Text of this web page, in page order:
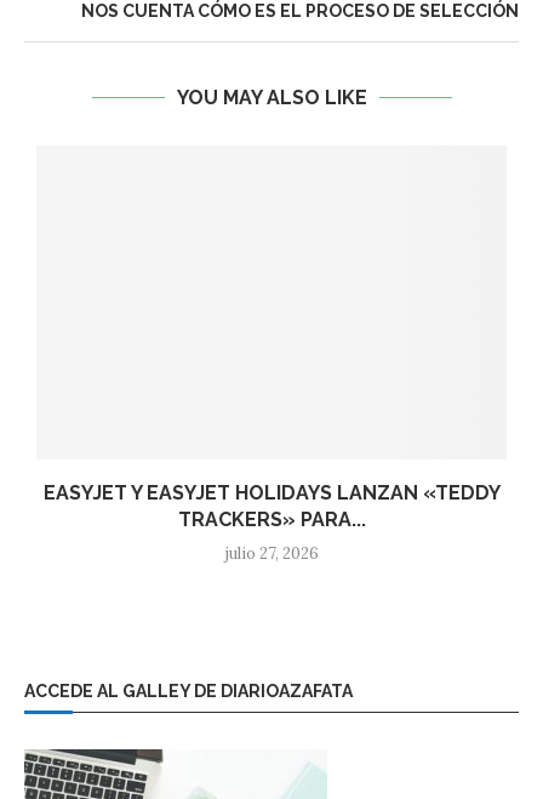
NOS CUENTA CÓMO ES EL PROCESO DE SELECCIÓN
YOU MAY ALSO LIKE
EASYJET Y EASYJET HOLIDAYS LANZAN «TEDDY
TRACKERS» PARA...
julio 27, 2026
ACCEDE AL GALLEY DE DIARIOAZAFATA